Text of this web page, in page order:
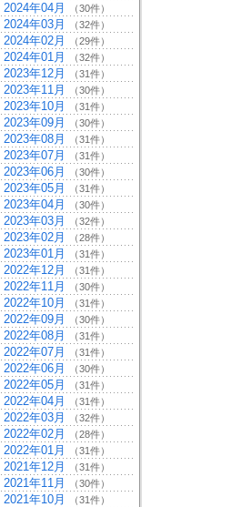
2024年04月 （30件）
2024年03月 （32件）
2024年02月 （29件）
2024年01月 （32件）
2023年12月 （31件）
2023年11月 （30件）
2023年10月 （31件）
2023年09月 （30件）
2023年08月 （31件）
2023年07月 （31件）
2023年06月 （30件）
2023年05月 （31件）
2023年04月 （30件）
2023年03月 （32件）
2023年02月 （28件）
2023年01月 （31件）
2022年12月 （31件）
2022年11月 （30件）
2022年10月 （31件）
2022年09月 （30件）
2022年08月 （31件）
2022年07月 （31件）
2022年06月 （30件）
2022年05月 （31件）
2022年04月 （31件）
2022年03月 （32件）
2022年02月 （28件）
2022年01月 （31件）
2021年12月 （31件）
2021年11月 （30件）
2021年10月 （31件）